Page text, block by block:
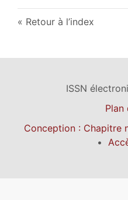
Retour à l’index
ISSN
Plan
Conception : Chapitre